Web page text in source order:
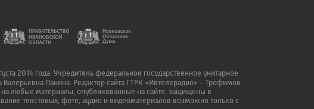
2014 года. Учредитель федеральное государственное унитарное
Панина. Редактор сайта ГТРК «Ивтелерадио» - Трофимов
на любые материалы, опубликованные на сайте, защищены в
текстовых, фото, аудио и видеоматериалов возможно только с